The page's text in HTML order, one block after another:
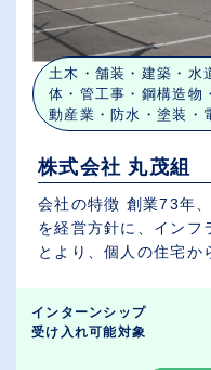
土木・舗装・建築・水
体・管工事・鋼構造物
動産業・防水・塗装・
株式会社 丸茂組
会社の特徴 創業73年、『地域とともに 人とともに』
を経営方針に、インフ
とより、個人の住宅か
インターンシップ
受け入れ可能対象